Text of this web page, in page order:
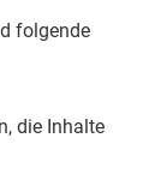
folgende
die Inhalte